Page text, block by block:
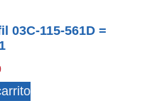
03C-115-561D =